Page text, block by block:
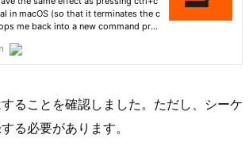
ることを確認しました。ただし、シーケ
る必要があります。